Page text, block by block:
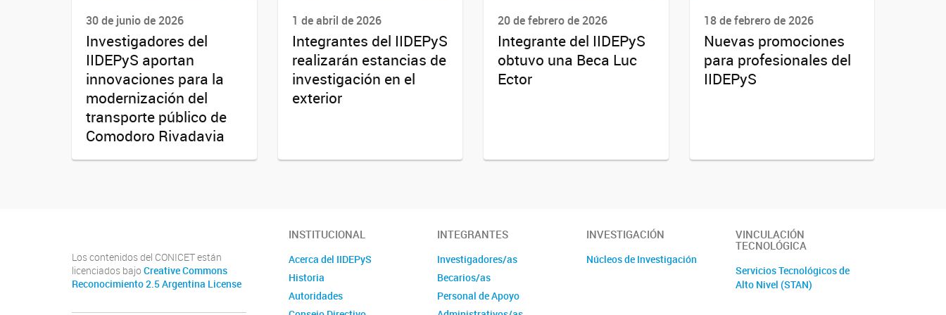
30 de junio de 2026
Investigadores del
IIDEPyS aportan
innovaciones para la
modernización del
transporte público de
Comodoro Rivadavia
1 de abril de 2026
Integrantes del IIDEPyS
realizarán estancias de
investigación en el
exterior
20 de febrero de 2026
Integrante del IIDEPyS
obtuvo una Beca Luc
Ector
18 de febrero de 2026
Nuevas promociones
para profesionales del
IIDEPyS
Los contenidos del CONICET están
licenciados bajo Creative Commons
Reconocimiento 2.5 Argentina License
INSTITUCIONAL
Acerca del IIDEPyS
Historia
Autoridades
INTEGRANTES
Investigadores/as
Becarios/as
Personal de Apoyo
INVESTIGACIÓN
Núcleos de Investigación
VINCULACIÓN
TECNOLÓGICA
Servicios Tecnológicos de
Alto Nivel (STAN)